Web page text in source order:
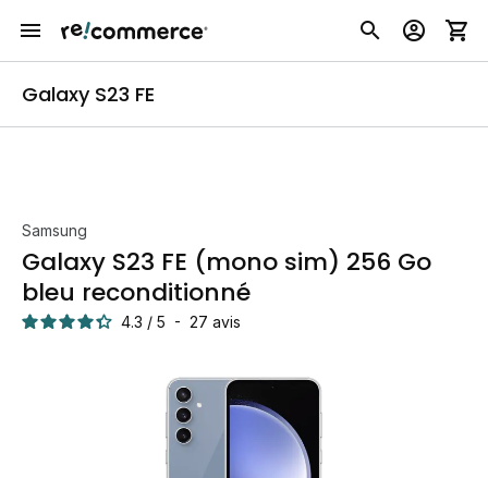
Galaxy S23 FE
Samsung
Galaxy S23 FE (mono sim) 256 Go
bleu reconditionné
4.3 / 5 - 27 avis